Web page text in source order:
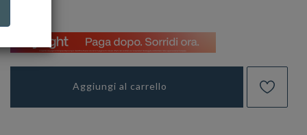
Aggiungi al carrello